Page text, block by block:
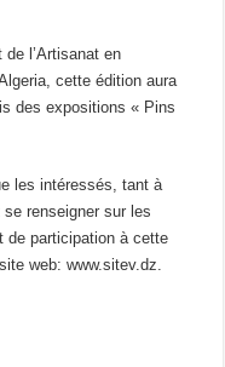
l’Artisanat en
cette édition aura
des expositions « Pins
les intéressés, tant à
se renseigner sur les
de participation à cette
web: www.sitev.dz.